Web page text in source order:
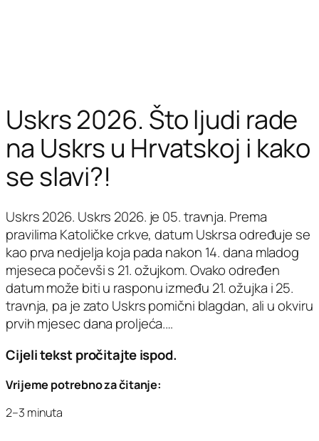
Uskrs 2026. Što ljudi rade
na Uskrs u Hrvatskoj i kako
se slavi?!
Uskrs 2026. Uskrs 2026. je 05. travnja. Prema
pravilima Katoličke crkve, datum Uskrsa određuje se
kao prva nedjelja koja pada nakon 14. dana mladog
mjeseca počevši s 21. ožujkom. Ovako određen
datum može biti u rasponu između 21. ožujka i 25.
travnja, pa je zato Uskrs pomični blagdan, ali u okviru
prvih mjesec dana proljeća.…
Cijeli tekst pročitajte ispod.
Vrijeme potrebno za čitanje:
2–3 minuta